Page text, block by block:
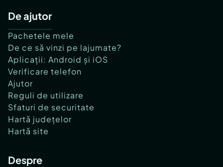
De ajutor
Pachetele mele
De ce să vinzi pe lajumate?
Aplicații: Android și iOS
Verificare telefon
Ajutor
Reguli de utilizare
Sfaturi de securitate
Hartă județelor
Hartă site
Despre